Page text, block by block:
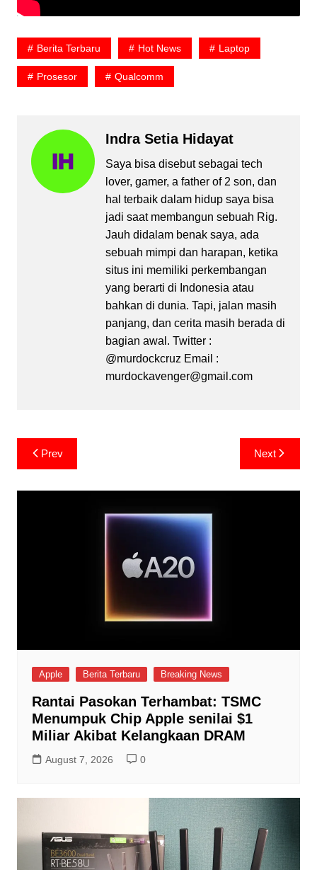
Berita Terbaru Hot News Laptop
Prosesor Qualcomm
Indra Setia Hidayat
Saya bisa disebut sebagai tech
lover, gamer, a father of 2 son, dan
hal terbaik dalam hidup saya bisa
jadi saat membangun sebuah Rig.
Jauh didalam benak saya, ada
sebuah mimpi dan harapan, ketika
situs ini memiliki perkembangan
yang berarti di Indonesia atau
bahkan di dunia. Tapi, jalan masih
panjang, dan cerita masih berada di
bagian awal. Twitter :
@murdockcruz Email :
murdockavenger@gmail.com
Post
navigation
Prev Next
Apple Berita Terbaru Breaking News
Rantai Pasokan Terhambat: TSMC
Menumpuk Chip Apple senilai $1
Miliar Akibat Kelangkaan DRAM
August 7, 2026 0